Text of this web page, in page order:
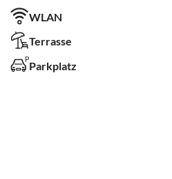
WLAN
Terrasse
Parkplatz